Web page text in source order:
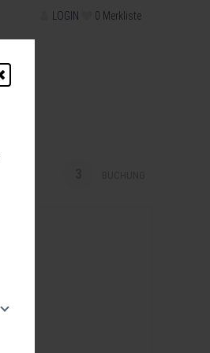
LOGIN 0 Merkliste